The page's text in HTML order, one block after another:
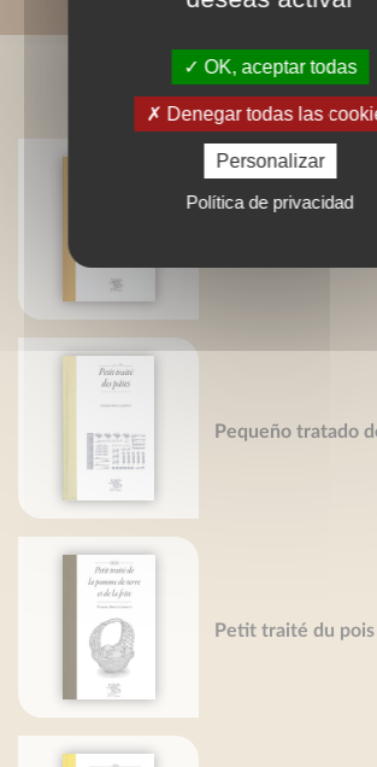
LIVRES
Pequeño tratado
Petit traité du pois
OK, aceptar todas
Denegar todas las
Personalizar
Política de privacidad